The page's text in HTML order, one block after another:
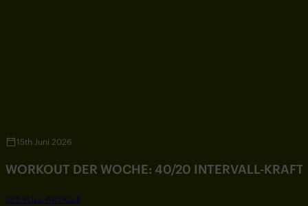
15th Juni 2026
WORKOUT DER WOCHE: 40/20 INTERVALL-
SEE FULL ARTICLE